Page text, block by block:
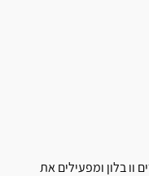
בלון ומפעילים את